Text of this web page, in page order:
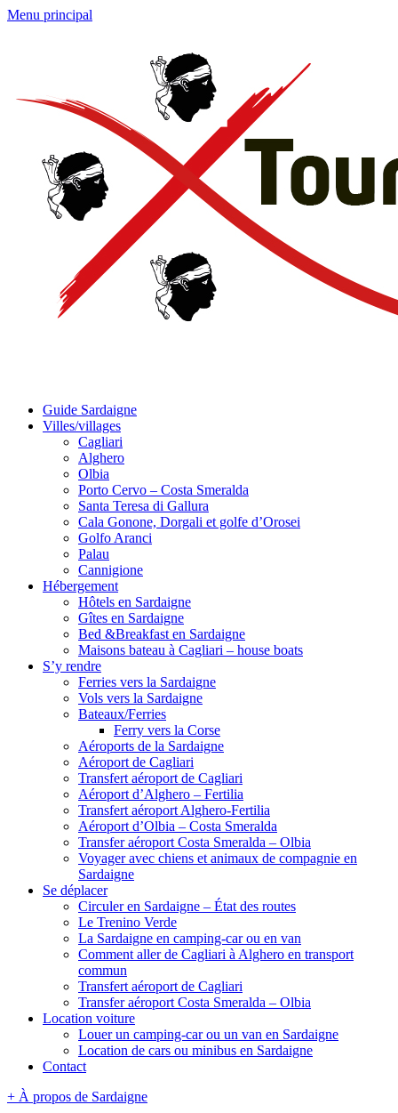
Menu principal
Guide Sardaigne
Villes/villages
Cagliari
Alghero
Olbia
Porto Cervo – Costa Smeralda
Santa Teresa di Gallura
Cala Gonone, Dorgali et golfe d’Orosei
Golfo Aranci
Palau
Cannigione
Hébergement
Hôtels en Sardaigne
Gîtes en Sardaigne
Bed &Breakfast en Sardaigne
Maisons bateau à Cagliari – house boats
S’y rendre
Ferries vers la Sardaigne
Vols vers la Sardaigne
Bateaux/Ferries
Ferry vers la Corse
Aéroports de la Sardaigne
Aéroport de Cagliari
Transfert aéroport de Cagliari
Aéroport d’Alghero – Fertilia
Transfert aéroport Alghero-Fertilia
Aéroport d’Olbia – Costa Smeralda
Transfer aéroport Costa Smeralda – Olbia
Voyager avec chiens et animaux de compagnie en
Sardaigne
Se déplacer
Circuler en Sardaigne – État des routes
Le Trenino Verde
La Sardaigne en camping-car ou en van
Comment aller de Cagliari à Alghero en transport
commun
Transfert aéroport de Cagliari
Transfer aéroport Costa Smeralda – Olbia
Location voiture
Louer un camping-car ou un van en Sardaigne
Location de cars ou minibus en Sardaigne
Contact
+ À propos de Sardaigne